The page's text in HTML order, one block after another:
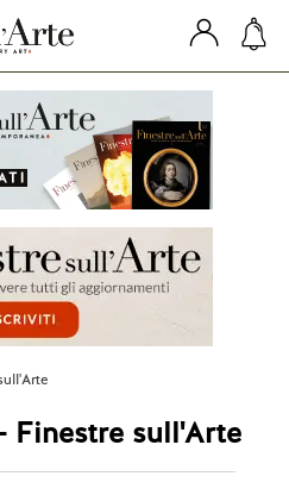
Finestre sull'Arte